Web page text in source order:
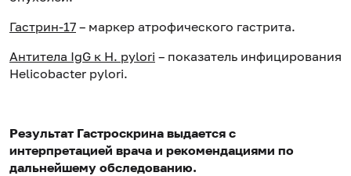
Гастрин-17 – маркер атрофического гастрита.
Антитела IgG к H. pylori – показатель инфицирования
Helicobacter pylori.
Результат Гастроскрина выдается с
интерпретацией врача и рекомендациями по
дальнейшему обследованию.